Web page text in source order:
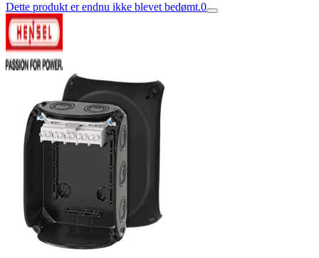
Dette produkt er endnu ikke blevet bedømt.0